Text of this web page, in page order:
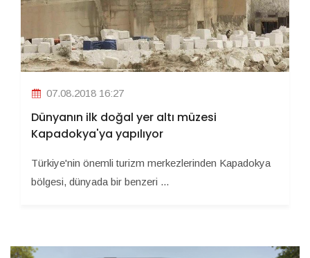
07.08.2018 16:27
Dünyanın ilk doğal yer altı müzesi
Kapadokya'ya yapılıyor
Türkiye'nin önemli turizm merkezlerinden Kapadokya
bölgesi, dünyada bir benzeri ...